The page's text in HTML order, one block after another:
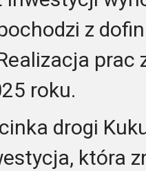
z
prac
roku.
drogi
która